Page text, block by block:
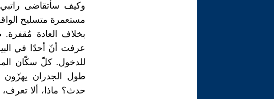
وكيف سأتقاضى راتبي
مستعمرة متسليح
بخلاف العادة
عرفت أنّ أحدًا في
للدخول. كلّ سكّان
طول الجدران يهزّون
حدث؟ ماذا، ألا